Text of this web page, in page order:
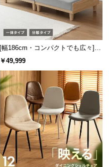
[幅186cm・コンパクトでも広々] 3
人掛けソファベッド リクライニン
￥49,999